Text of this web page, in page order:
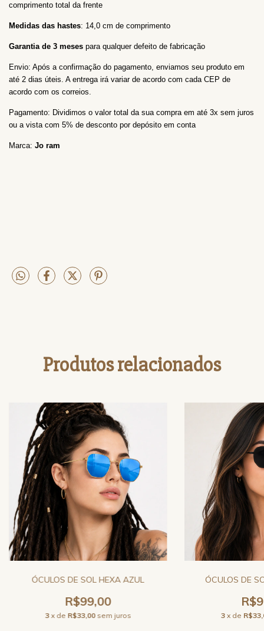
comprimento total da frente
Medidas das hastes: 14,0 cm de comprimento
Garantia de 3 meses para qualquer defeito de fabricação
Envio: Após a confirmação do pagamento, enviamos seu produto em
até 2 dias úteis. A entrega irá variar de acordo com cada CEP de
acordo com os correios.
Pagamento: Dividimos o valor total da sua compra em até 3x sem juros
ou a vista com 5% de desconto por depósito em conta
Marca: Jo ram
Produtos relacionados
ÓCULOS DE SOL HEXA AZUL
R$99,00
3 x de R$33,00 sem juros
ÓCULOS DE
3 x de